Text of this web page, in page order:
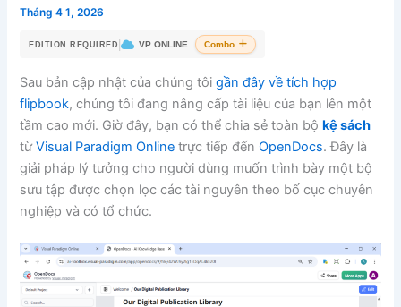
Tháng 4 1, 2026
EDITION REQUIRED | VP ONLINE Combo
Sau bản cập nhật của chúng tôigần đây về tích hợp
flipbook, chúng tôi đang nâng cấp tài liệu của bạn lên một
tầm cao mới. Giờ đây, bạn có thể chia sẻ toàn bộkệ sách
từVisual Paradigm Online trực tiếp đếnOpenDocs. Đây là
giải pháp lý tưởng cho người dùng muốn trình bày một bộ
sưu tập được chọn lọc các tài nguyên theo bố cục chuyên
nghiệp và có tổ chức.